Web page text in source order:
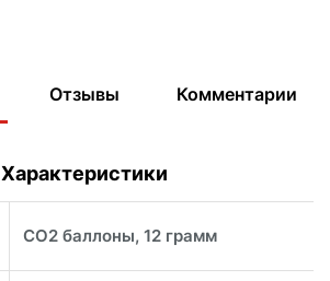
Отзывы Комментарии
Характеристики
CO2 баллоны, 12 грамм